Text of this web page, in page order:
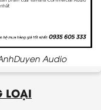
Audio
LOẠI